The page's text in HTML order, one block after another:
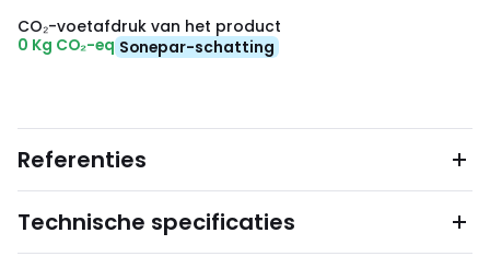
CO₂-voetafdruk van het product
0 Kg CO₂-eq Sonepar-schatting
Referenties
Technische specificaties